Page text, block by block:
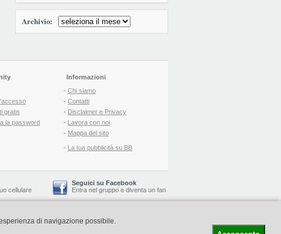
Archivio:
gratis
la password
Informazioni
- Chi siamo
- Contatti
- Disclaimer e Privacy
- Lavora con noi
- Mappa del sito
- La tua pubblicità su BB
cellulare
Seguici su Facebook
Entra nel gruppo e diventa un fan
-Booking Blog™ -Il blog del Web Marketing Turistico
di navigazione possibile.